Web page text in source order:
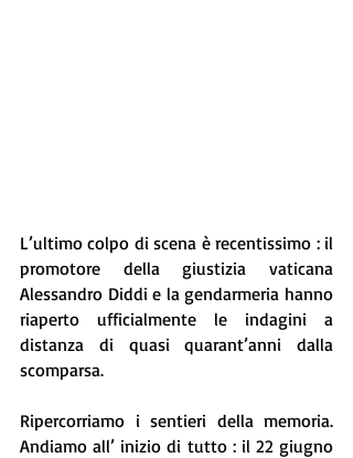
L’ultimo colpo di scena è recentissimo : il
promotore della giustizia vaticana
Alessandro Diddi e la gendarmeria hanno
riaperto ufficialmente le indagini a
distanza di quasi quarant’anni dalla
scomparsa.
Ripercorriamo i sentieri della memoria.
Andiamo all’ inizio di tutto : il 22 giugno